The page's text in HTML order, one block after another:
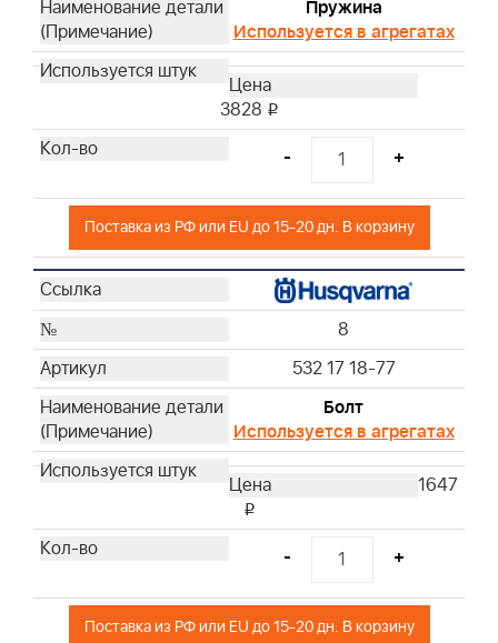
Пружина
Используется в агрегатах
3828 i
- +
Поставка из РФ или EU до 15-20 дн. В корзину
8
532 17 18-77
Болт
Используется в агрегатах
1647
i
- +
Поставка из РФ или EU до 15-20 дн. В корзину